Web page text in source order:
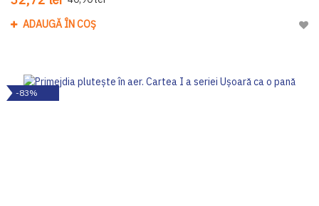
ADAUGĂ ÎN COȘ
-83%